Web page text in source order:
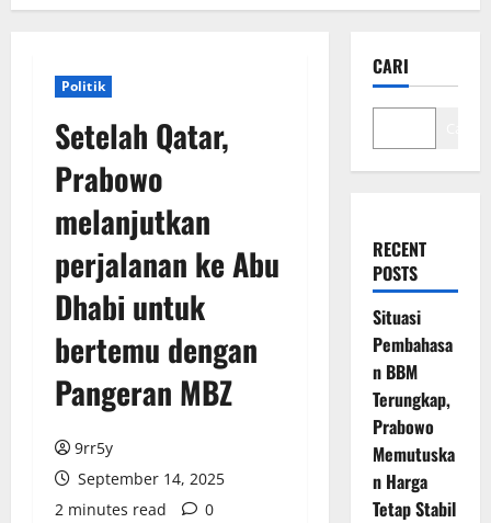
Politik
Setelah Qatar,
Prabowo
melanjutkan
perjalanan ke Abu
Dhabi untuk
bertemu dengan
Pangeran MBZ
9rr5y
September 14, 2025
2 minutes read
0
CARI
RECENT
POSTS
Situasi
Pembahasa
n BBM
Terungkap,
Prabowo
Memutuska
n Harga
Tetap Stabil